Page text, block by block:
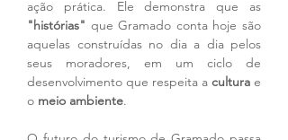
"histórias" que Gramado conta hoje são
aquelas construídas no dia a dia pelos
seus moradores, em um ciclo de
desenvolvimento que respeita a cultura e
o meio ambiente.